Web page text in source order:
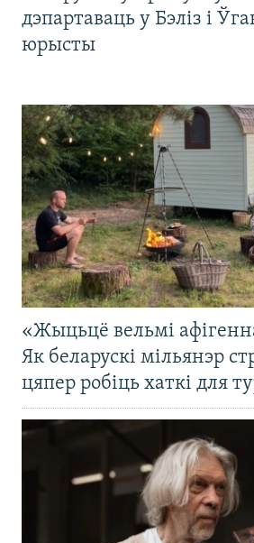
дэпартаваць у Бэліз і
юрысты
«Жыцьцё вельмі
Як беларускі мільянэр
цяпер робіць хаткі для